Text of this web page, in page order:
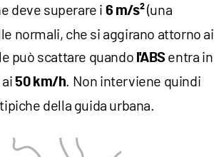
deve superare i 6 m/s²(una
normali, che si aggirano attorno ai
può scattare quando l'ABSentra in
ai50 km/h. Non interviene quindi
della guida urbana.